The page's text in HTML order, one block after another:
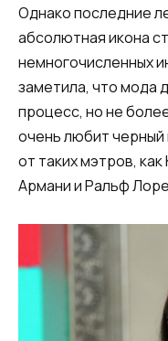
Однако последние
абсолютная икона
немногочисленных
заметила, что мода
процесс, но не
очень любит черный
от таких мэтров,
Армани и Ральф